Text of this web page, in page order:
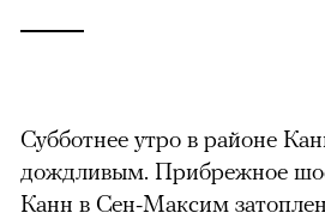
Субботнее утро в районе
дождливым. Прибрежное
Канн в Сен-Максим